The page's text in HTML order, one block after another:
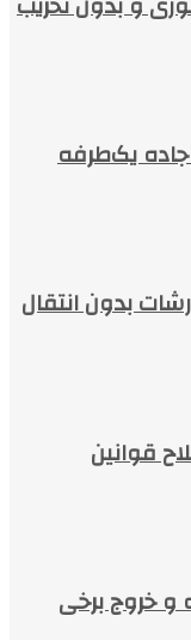
این جاده یک‌طرفه
بدون انتقال
قوانین
و خروج برخی